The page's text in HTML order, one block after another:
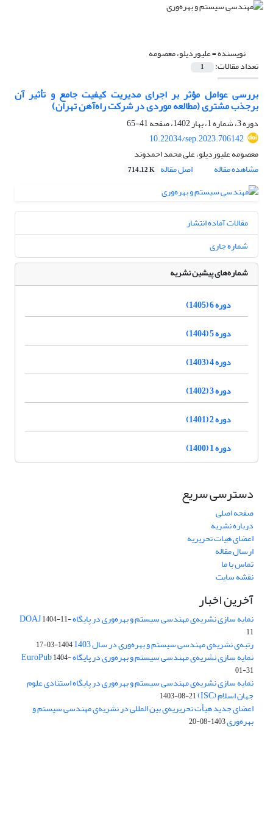
نویسنده =علیوردیلو، معصومه
تعداد مقالات: 1
بررسی‌ عوامل‌ مؤثر بر اجرای‌ مدیریت‌ کیفیت‌ جامع و تأثیر آن
برجذب‌ مشتری (مطالعه موردی در شرکت راه‌آهن تهران)
دوره 3، شماره 1، بهار 1402، صفحه
41-65
10.22034/sep.2023.706142
معصومه علیوردیلو، علی محمد احمدوند
مشاهده مقاله
اصل مقاله 714.12 K
مقالات آماده انتشار
شماره جاری
شماره‌های پیشین نشریه
دوره 6 (1405)
دوره 5 (1404)
دوره 4 (1403)
دوره 3 (1402)
دوره 2 (1401)
دوره 1 (1400)
دسترسی سریع
صفحه اصلی
درباره نشریه
اعضای هیات تحریریه
ارسال مقاله
تماس با ما
نقشه سایت
آخرین اخبار
نمایه سازی نشریه‌ی مهندسی سیستم و بهره‌وری در پایگاه DOAJ1404-11-
11
رتبه‌ی نشریه‌ی مهندسی سیستم و بهره‌وری در سال 1403 1404-03-17
نمایه سازی نشریه‌ی مهندسی سیستم و بهره‌وری در پایگاه EuroPub1404-
01-31
نمایه سازی نشریه‌ی مهندسی سیستم و بهره‌وری در پایگاه استنادی علوم
جهان اسلام (ISC) 1403-08-21
اعضای جدید هیأت تحریریه‌ی بین المللی در نشریه‌ی مهندسی سیستم و
بهره‌وری1403-08-20